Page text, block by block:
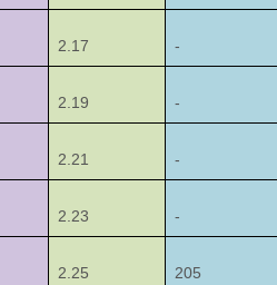
2.17 -
2.19 -
2.21 -
2.23 -
2.25 205